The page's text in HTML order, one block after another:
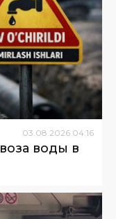
03 08 2026 04:16
воды в